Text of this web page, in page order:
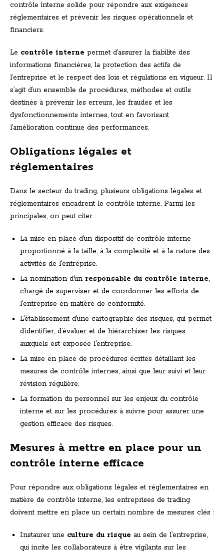
contrôle interne solide pour répondre aux exigences
réglementaires et prévenir les risques opérationnels et
financiers.
Le contrôle interne permet d’assurer la fiabilité des
informations financières, la protection des actifs de
l’entreprise et le respect des lois et régulations en vigueur. Il
s’agit d’un ensemble de procédures, méthodes et outils
destinés à prévenir les erreurs, les fraudes et les
dysfonctionnements internes, tout en favorisant
l’amélioration continue des performances.
Obligations légales et
réglementaires
Dans le secteur du trading, plusieurs obligations légales et
réglementaires encadrent le contrôle interne. Parmi les
principales, on peut citer :
La mise en place d’un dispositif de contrôle interne
proportionné à la taille, à la complexité et à la nature des
activités de l’entreprise.
La nomination d’un responsable du contrôle interne,
chargé de superviser et de coordonner les efforts de
l’entreprise en matière de conformité.
L’établissement d’une cartographie des risques, qui permet
d’identifier, d’évaluer et de hiérarchiser les risques
auxquels est exposée l’entreprise.
La mise en place de procédures écrites détaillant les
mesures de contrôle internes, ainsi que leur suivi et leur
révision régulière.
La formation du personnel sur les enjeux du contrôle
interne et sur les procédures à suivre pour assurer une
gestion efficace des risques.
Mesures à mettre en place pour un
contrôle interne efficace
Pour répondre aux obligations légales et réglementaires en
matière de contrôle interne, les entreprises de trading
doivent mettre en place un certain nombre de mesures clés :
Instaurer une culture du risque au sein de l’entreprise,
qui incite les collaborateurs à être vigilants sur les